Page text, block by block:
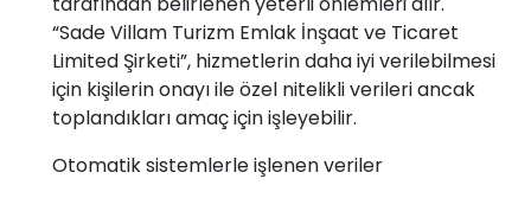
“Sade Villam Turizm Emlak İnşaat ve Ticaret
Limited Şirketi”, hizmetlerin daha iyi verilebilmesi
için kişilerin onayı ile özel nitelikli verileri ancak
toplandıkları amaç için işleyebilir.
Otomatik sistemlerle işlenen veriler